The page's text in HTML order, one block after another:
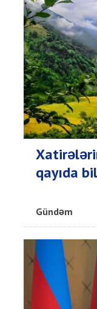
qayıda
Gündəm